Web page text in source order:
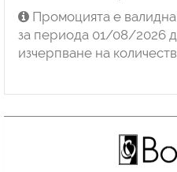
Промоцията е
за периода 01/08/2026
изчерпване на